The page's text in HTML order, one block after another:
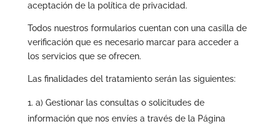
aceptación de la política de privacidad.
Todos nuestros formularios cuentan con una casilla de
verificación que es necesario marcar para acceder a
los servicios que se ofrecen.
Las finalidades del tratamiento serán las siguientes:
a) Gestionar las consultas o solicitudes de
información que nos envíes a través de la Página